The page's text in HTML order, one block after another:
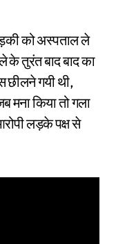
को अस्पताल ले
के तुरंत बाद बाद का
छीलने गयी थी,
मना किया तो गला
लड़के पक्ष से